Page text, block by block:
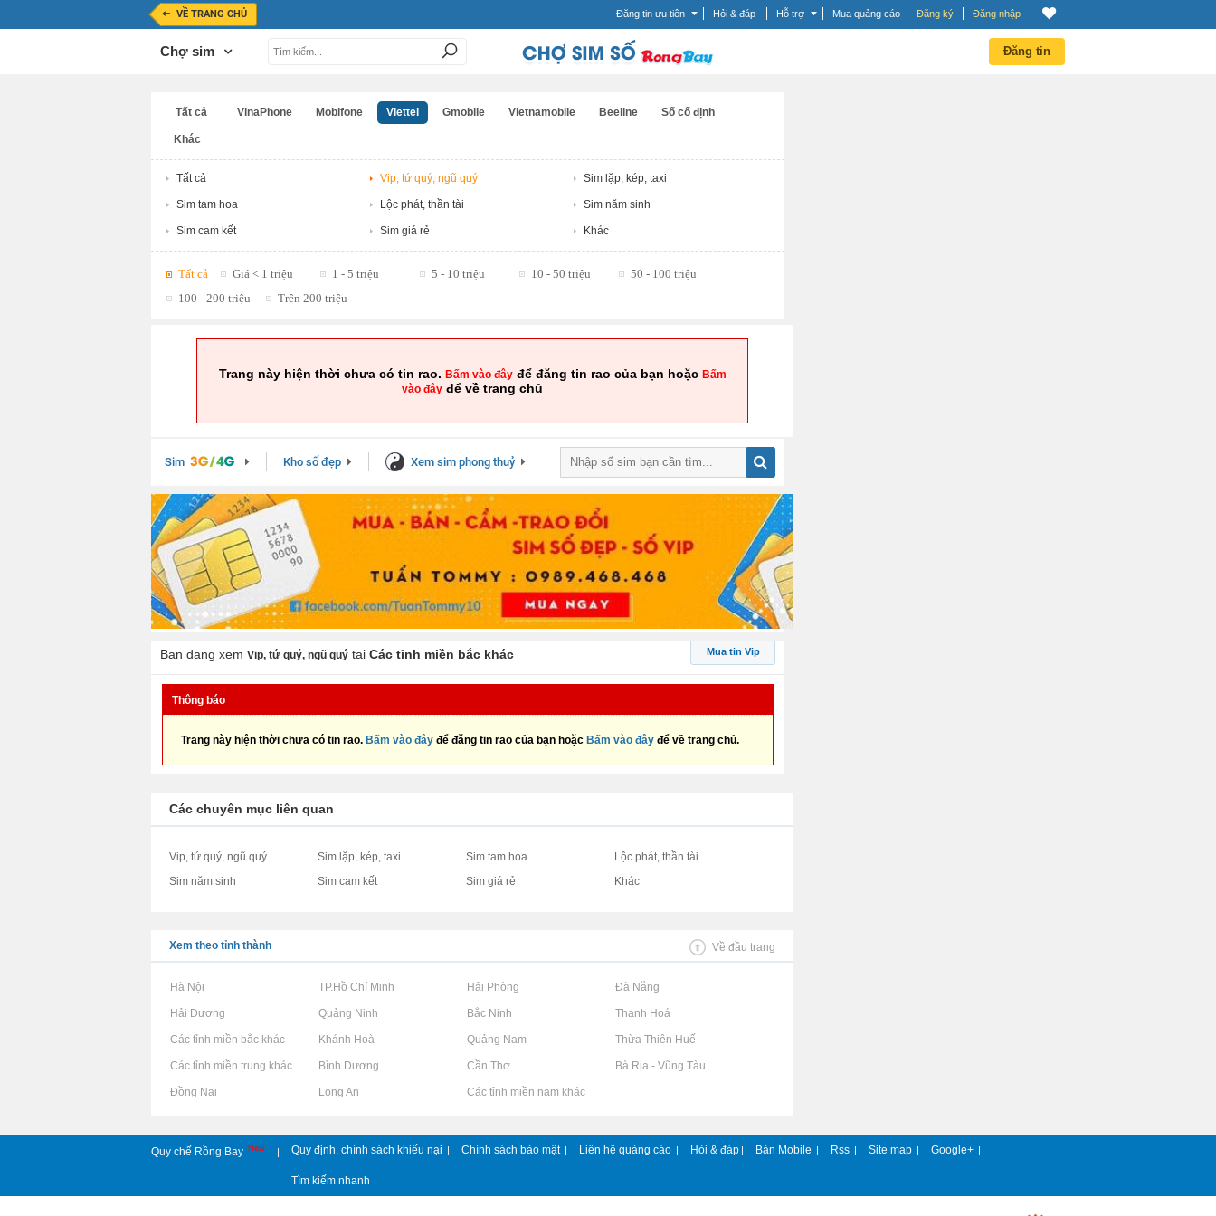
VỀ TRANG CHỦ Đăng tin ưu tiên Hỏi & đáp Hỗ trợ Mua quảng cáo Đăng ký Đăng nhập
Chợ sim Đăng tin
Tất cả VinaPhone Mobifone Viettel Gmobile Vietnamobile Beeline Số cố định
Khác
Tất cả Vip, tứ quý, ngũ quý Sim lặp, kép, taxi
Sim tam hoa Lộc phát, thần tài Sim năm sinh
Sim cam kết Sim giá rẻ Khác
Tất cả Giá < 1 triệu 1 - 5 triệu 5 - 10 triệu 10 - 50 triệu
50 - 100 triệu
100 - 200 triệu
Trên 200 triệu
Trang này hiện thời chưa có tin rao. Bấm vào đâyđể đăng tin rao của bạn hoặc Bấm
vào đây để về trang chủ
Sim Kho số đẹp Xem sim phong thuỷ
Bạn đang xem Vip, tứ quý, ngũ quý tại Các tỉnh miền bắc khác Mua tin Vip
Thông báo
Trang này hiện thời chưa có tin rao. Bấm vào đây để đăng tin rao của bạn hoặc Bấm vào đây để về trang chủ.
Các chuyên mục liên quan
Vip, tứ quý, ngũ quý Sim lặp, kép, taxi Sim tam hoa
Lộc phát, thần tài
Sim năm sinh
Sim cam kết Sim giá rẻ Khác
Xem theo tỉnh thành Về đầu trang
Rao vặt tại Hà Nội Rao vặt tại TP.Hồ Chí Minh Rao vặt tại Hải Phòng Rao vặt tại Đà Nẵng
Rao vặt tại Hải Dương Rao vặt tại Quảng Ninh Rao vặt tại Bắc Ninh Rao vặt tại Thanh Hoá
Rao vặt tại Các tỉnh miền bắc khácRao vặt tại Khánh Hoà Rao vặt tại Quảng Nam Rao vặt tại Thừa Thiên Huế
Rao vặt tại Các tỉnh miền trung khácRao vặt tại Bình Dương Rao vặt tại Cần Thơ Rao vặt tại Bà Rịa - Vũng Tàu
Rao vặt tại Đồng Nai Rao vặt tại Long An Rao vặt tại Các tỉnh miền nam khác
Quy chế Rồng Bay New | Quy định, chính sách khiếu nại | Chính sách bảo mật | Liên hệ quảng cáo | Hỏi & đáp | Bản Mobile | Rss | Site map | Google+ |
Tìm kiếm nhanh